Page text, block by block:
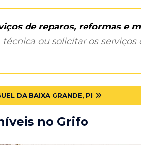
de reparos, reformas e
ou solicitar os serviços
DA BAIXA GRANDE, PI
no Grifo